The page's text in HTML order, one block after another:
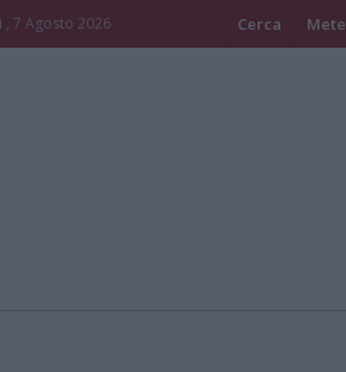
, 7 Agosto 2026 Cerca